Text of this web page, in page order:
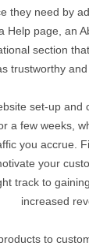
they need by
Help page, an
section
trustworthy and
set-up and
a few weeks,
you accrue.
your
track to
increased
to